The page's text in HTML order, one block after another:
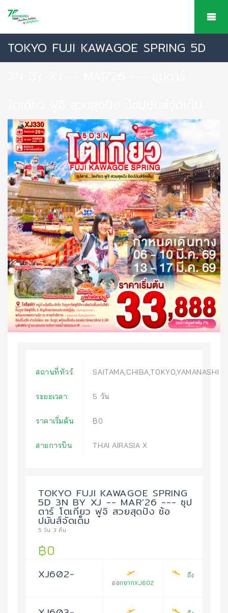
TOKYO FUJI KAWAGOE SPRING 5D
สถานที่ทัวร์: SAITAMA,CHIBA,TOKYO,YAMANASHI
ระยะเวลา: 5 วัน
ราคาเริ่มต้น: ฿0
สายการบิน THAI AIRASIA X
TOKYO FUJI KAWAGOE SPRING
5D 3N BY XJ -- MAR'26 --- ซุป
ตาร์ โตเกียว ฟูจิ สวยสุดปัง ช้อ
ปมันส์จัดเต็ม
5 วัน 3 คืน
฿0
XJ602-
ออกจากXJ602
ถึง